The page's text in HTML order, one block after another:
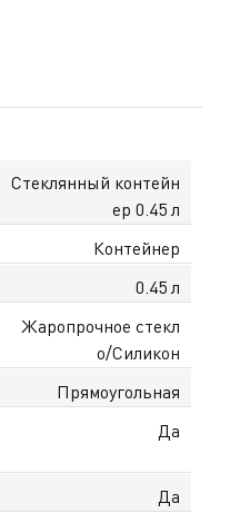
Стеклянный контейн
ер 0.45 л
Контейнер
0.45 л
Жаропрочное стекл
о/Силикон
Прямоугольная
Да
Да